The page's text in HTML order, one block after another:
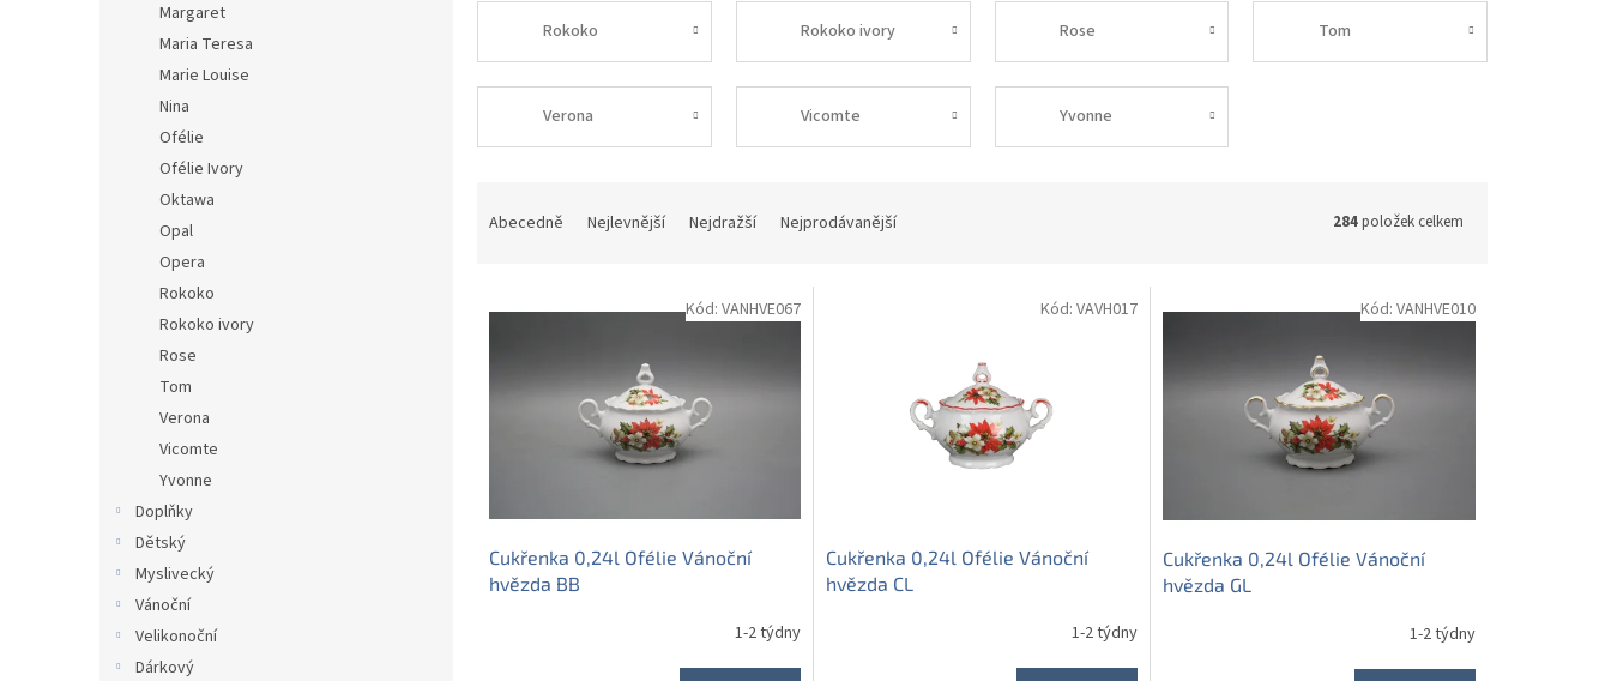
Margaret
Maria Teresa
Marie Louise
Nina
Ofélie
Ofélie Ivory
Oktawa
Opal
Opera
Rokoko
Rokoko ivory
Rose
Tom
Verona
Vicomte
Yvonne
Doplňky
Dětský
Myslivecký
Vánoční
Velikonoční
Dárkový
Rokoko Rokoko ivory Rose Tom
Verona Vicomte Yvonne
Abecedně Nejlevnější Nejdražší Nejprodávanější 284položek celkem
Cukřenka 0,24l Ofélie Vánoční
hvězda BB
1-2 týdny
Kód: VANHVE067
Cukřenka 0,24l Ofélie Vánoční
hvězda CL
1-2 týdny
Kód: VAVH017
Cukřenka 0,24l Ofélie Vánoční
hvězda GL
1-2 týdny
Kód: VANHVE010